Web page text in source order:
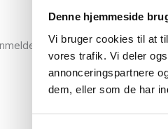
Denne hjemmeside
Vi bruger cookies til at
vores trafik. Vi deler
annonceringspartnere
dem, eller som de har